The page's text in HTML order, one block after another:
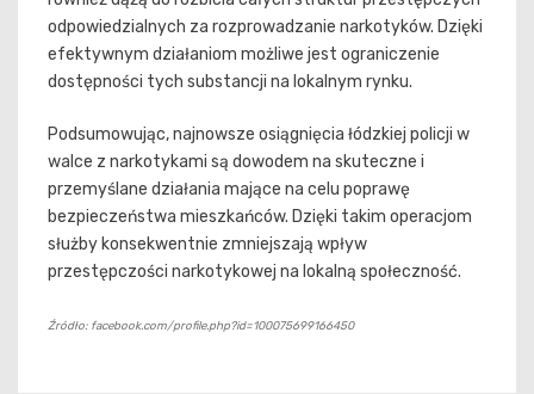
odpowiedzialnych za rozprowadzanie narkotyków. Dzięki
efektywnym działaniom możliwe jest ograniczenie
dostępności tych substancji na lokalnym rynku.
Podsumowując, najnowsze osiągnięcia łódzkiej policji w
walce z narkotykami są dowodem na skuteczne i
przemyślane działania mające na celu poprawę
bezpieczeństwa mieszkańców. Dzięki takim operacjom
służby konsekwentnie zmniejszają wpływ
przestępczości narkotykowej na lokalną społeczność.
Źródło: facebook.com/profile.php?id=100075699166450